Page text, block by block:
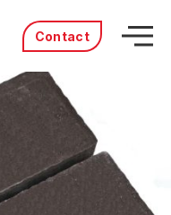
Contact